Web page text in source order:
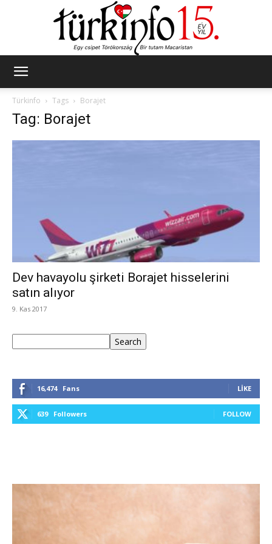
Türkinfo
Tags Borajet
Tag: Borajet
Dev havayolu şirketi Borajet hisselerini
satın alıyor
9. Kas 2017
Search
16,474 Fans LIKE
639 Followers FOLLOW